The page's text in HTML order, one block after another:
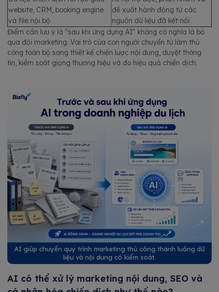
website, CRM, booking engine
và file nội bộ
đề xuất hành động từ các
nguồn dữ liệu đã kết nối
Điểm cần lưu ý là "sau khi ứng dụng AI" không có nghĩa là bỏ
qua đội marketing. Vai trò của con người chuyển từ làm thủ
công toàn bộ sang thiết kế chiến lược nội dung, duyệt thông
tin, kiểm soát giọng thương hiệu và đo hiệu quả chiến dịch.
AI giúp chuyển quy trình marketing thủ công thành luồng dữ
liệu và nội dung có kiểm soát.
AI có thể xử lý marketing nội dung, SEO và